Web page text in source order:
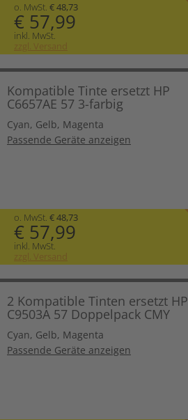
o. MwSt. € 48,73
€ 57,99
inkl. MwSt.
zzgl. Versand
Kompatible Tinte ersetzt HP
C6657AE 57 3-farbig
Cyan, Gelb, Magenta
Passende Geräte anzeigen
o. MwSt. € 48,73
€ 57,99
inkl. MwSt.
zzgl. Versand
2 Kompatible Tinten ersetzt HP
C9503A 57 Doppelpack CMY
Cyan, Gelb, Magenta
Passende Geräte anzeigen